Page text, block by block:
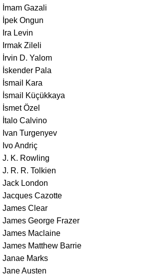
İmam Gazali
İpek Ongun
Ira Levin
Irmak Zileli
İrvin D. Yalom
İskender Pala
İsmail Kara
İsmail Küçükkaya
İsmet Özel
İtalo Calvino
Ivan Turgenyev
Ivo Andriç
J. K. Rowling
J. R. R. Tolkien
Jack London
Jacques Cazotte
James Clear
James George Frazer
James Maclaine
James Matthew Barrie
Janae Marks
Jane Austen